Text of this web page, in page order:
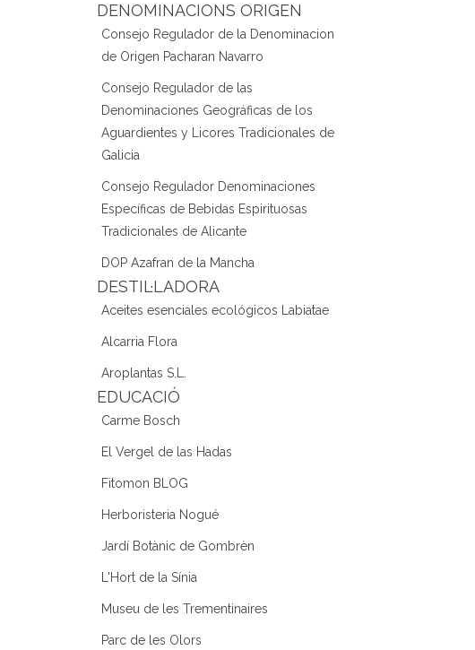
DENOMINACIONS ORIGEN
Consejo Regulador de la Denominacion
de Origen Pacharan Navarro
Consejo Regulador de las
Denominaciones Geográficas de los
Aguardientes y Licores Tradicionales de
Galicia
Consejo Regulador Denominaciones
Específicas de Bebidas Espirituosas
Tradicionales de Alicante
DOP Azafran de la Mancha
DESTIL·LADORA
Aceites esenciales ecológicos Labiatae
Alcarria Flora
Aroplantas S.L.
EDUCACIÓ
Carme Bosch
El Vergel de las Hadas
Fitomon BLOG
Herboristeria Nogué
Jardí Botànic de Gombrèn
L'Hort de la Sínia
Museu de les Trementinaires
Parc de les Olors